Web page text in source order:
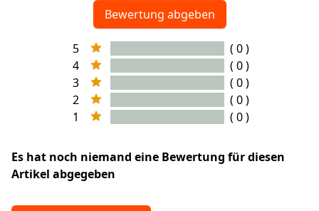
Bewertung abgeben
5
( 0 )
4
( 0 )
3
( 0 )
2
( 0 )
1
( 0 )
Es hat noch niemand eine Bewertung für diesen
Artikel abgegeben